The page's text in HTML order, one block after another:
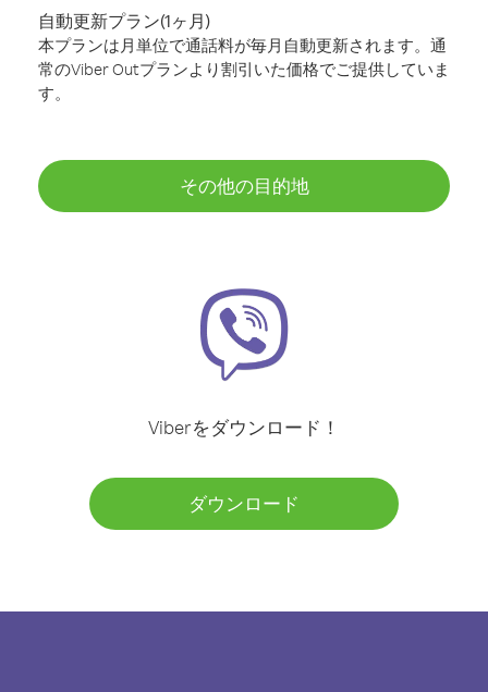
自動更新プラン(1ヶ月)
本プランは月単位で通話料が毎月自動更新されます。通
常のViber Outプランより割引いた価格でご提供していま
す。
その他の目的地
Viberをダウンロード！
ダウンロード